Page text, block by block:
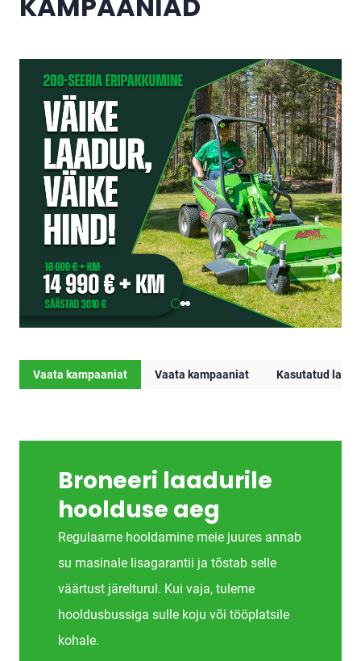
Vaata kampaaniat Vaata kampaaniat Kasutatud
Broneeri laadurile
hoolduse aeg
Regulaarne hooldamine meie juures annab
su masinale lisagarantii ja tõstab selle
väärtust järelturul. Kui vaja, tuleme
hooldusbussiga sulle koju või tööplatsile
kohale.